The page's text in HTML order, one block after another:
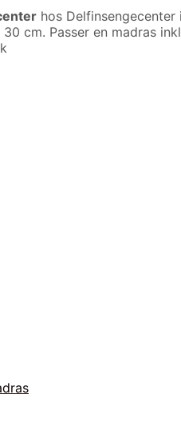
hos Delfinsengecenter
cm. Passer en madras